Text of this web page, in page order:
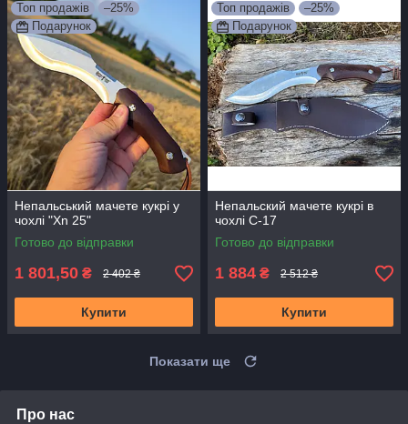
Топ продажів
–25%
Подарунок
Непальський мачете кукрі у
чохлі "Xn 25"
Готово до відправки
1 801,50 ₴ 2 402 ₴
Купити
Топ продажів
–25%
Подарунок
Непальский мачете кукрі в
чохлі С-17
Готово до відправки
1 884 ₴ 2 512 ₴
Купити
Показати ще
Про нас